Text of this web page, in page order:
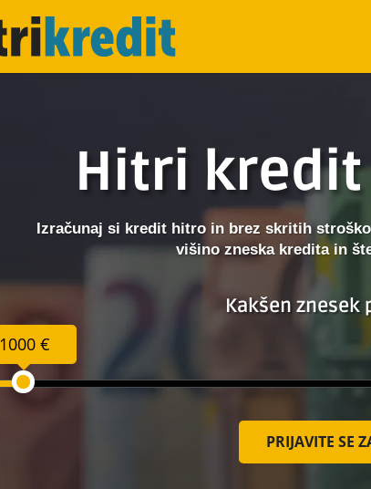
Hitri
Izračunaj si kredit hitro in brez skritih
višino zneska kredita in
Kakšen znesek
1000 €
PRIJAVITE SE